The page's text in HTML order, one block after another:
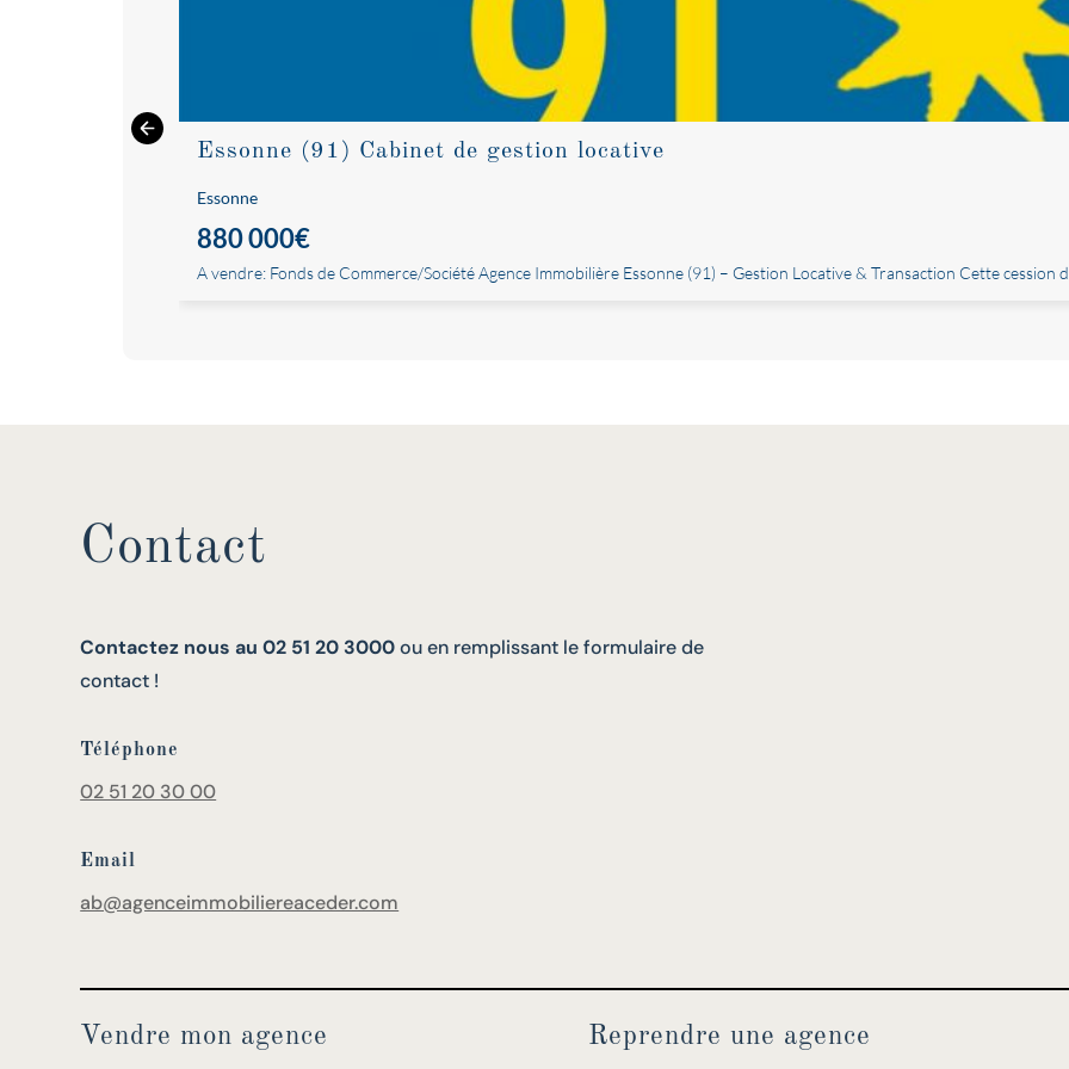
Essonne (91) Cabinet de gestion locative
Essonne
880 000€
A vendre: Fonds de Commerce/Société Agence Immobilière Essonne (91) – Gestion Locative & Transaction Cette cession
Contact
Contactez nous au 02 51 20 3000ou en remplissant le formulaire de
contact !
Téléphone
02 51 20 30 00
Email
ab@agenceimmobiliereaceder.com
Vendre mon agence Reprendre une agence